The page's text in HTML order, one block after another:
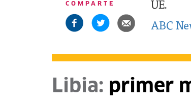
UE.
ABC
COMPARTE
Libia: primer